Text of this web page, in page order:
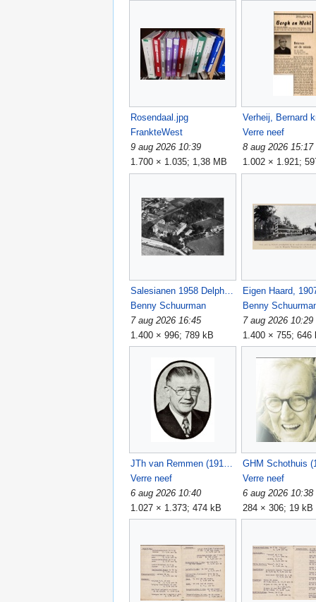
Rosendaal.jpg
FrankteWest
9 aug 2026 10:39
1.700 × 1.035; 1,38 MB
Verre neef
8 aug 2026 15:17
1.002 × 1.921;
Benny Schuurman
7 aug 2026 16:45
1.400 × 996; 789 kB
Benny
7 aug 2026 10:29
1.400 × 755; 646
Verre neef
6 aug 2026 10:40
1.027 × 1.373; 474 kB
Verre neef
6 aug 2026 10:38
284 × 306; 19 kB